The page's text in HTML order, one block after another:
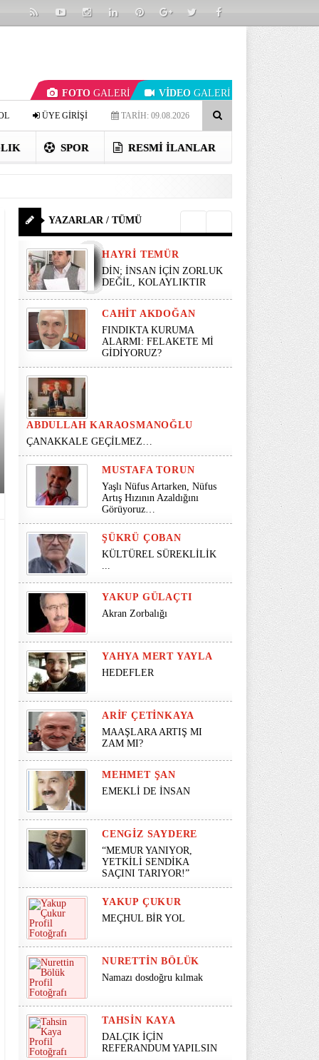
FOTO GALERİ VİDEO GALERİ
TARİH: 09.08.2026
ÜYE GİRİŞİ
SPOR RESMI İLANLAR
YAZARLAR / TÜMÜ
HAYRI TEMÜR
DİN; İNSAN İÇİN ZORLUK
DEĞİL, KOLAYLIKTIR
CAHIT AKDOĞAN
FINDIKTA KURUMA
ALARMI: FELAKETE Mİ
GİDİYORUZ?
ABDULLAH KARAOSMANOĞLU
ÇANAKKALE GEÇİLMEZ…
MUSTAFA TORUN
Yaşlı Nüfus Artarken, Nüfus
Artış Hızının Azaldığını
Görüyoruz…
ŞÜKRÜ ÇOBAN
KÜLTÜREL SÜREKLİLİK
...
YAKUP GÜLAÇTI
Akran Zorbalığı
YAHYA MERT YAYLA
HEDEFLER
ARIF ÇETINKAYA
MAAŞLARA ARTIŞ MI
ZAM MI?
MEHMET ŞAN
EMEKLİ DE İNSAN
CENGIZ SAYDERE
“MEMUR YANIYOR,
YETKİLİ SENDİKA
SAÇINI TARIYOR!”
YAKUP ÇUKUR
MEÇHUL BİR YOL
NURETTIN BÖLÜK
Namazı dosdoğru kılmak
TAHSIN KAYA
DALÇIK İÇİN
REFERANDUM YAPILSIN